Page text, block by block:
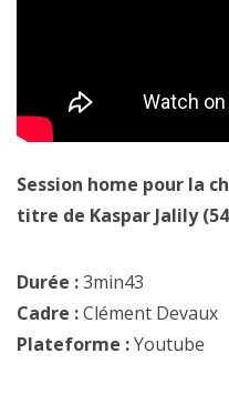
Session home pour la
titre de Kaspar Jalily
Durée :3min43
Cadre :Clément Devaux
Plateforme :Youtube